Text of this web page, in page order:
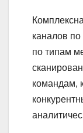
каналов
по типам
командам,